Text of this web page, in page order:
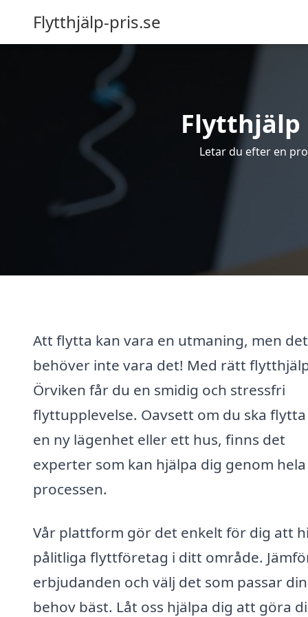
Flytthjälp-pris.se
Flytthjälp
Letar du efter en
Att flytta kan vara en utmaning, men det
behöver inte vara det! Med rätt
Örviken får du en smidig och stressfri
flyttupplevelse. Oavsett om du ska
en ny lägenhet eller ett hus, finns det
experter som kan hjälpa dig genom hela
processen.
Vår plattform gör det enkelt för dig att
pålitliga flyttföretag i ditt område.
erbjudanden och välj det som passar
behov bäst. Låt oss hjälpa dig att göra